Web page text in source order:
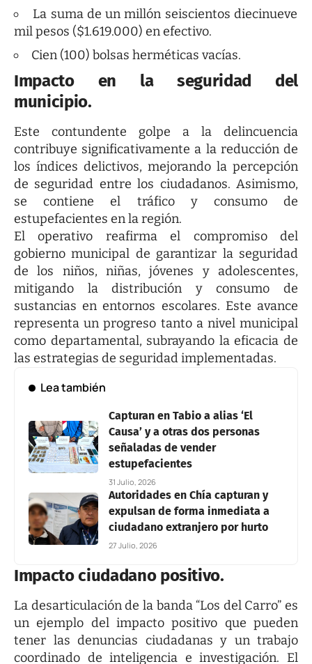
La suma de un millón seiscientos diecinueve
mil pesos ($1.619.000) en efectivo.
Cien (100) bolsas herméticas vacías.
Impacto en la seguridad del
municipio.
Este contundente golpe a la delincuencia
contribuye significativamente a la reducción de
los índices delictivos, mejorando la percepción
de seguridad entre los ciudadanos. Asimismo,
se contiene el tráfico y consumo de
estupefacientes en la región.
El operativo reafirma el compromiso del
gobierno municipal de garantizar la seguridad
de los niños, niñas, jóvenes y adolescentes,
mitigando la distribución y consumo de
sustancias en entornos escolares. Este avance
representa un progreso tanto a nivel municipal
como departamental, subrayando la eficacia de
las estrategias de seguridad implementadas.
Lea también
Capturan en Tabio a alias ‘El
Causa’ y a otras dos personas
señaladas de vender
estupefacientes
31 Julio, 2026
Autoridades en Chía capturan y
expulsan de forma inmediata a
ciudadano extranjero por hurto
27 Julio, 2026
Impacto ciudadano positivo.
La desarticulación de la banda “Los del Carro” es
un ejemplo del impacto positivo que pueden
tener las denuncias ciudadanas y un trabajo
coordinado de inteligencia e investigación. El